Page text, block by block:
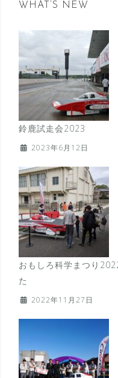
WHAT’S NEW
鈴鹿試走会2023
2023年6月12日
おもしろ科学まつり
た
2022年11月27日